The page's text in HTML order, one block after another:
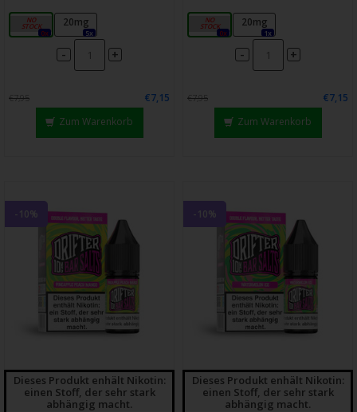
10mg
0x
20mg
5x
- +
€7,95
€7,15
Zum Warenkorb
10mg
0x
20mg
1x
- +
€7,95
€7,15
Zum Warenkorb
-10%
Dieses Produkt enhält Nikotin:
einen Stoff, der sehr stark
abhängig macht.
-10%
Dieses Produkt enhält Nikotin:
einen Stoff, der sehr stark
abhängig macht.